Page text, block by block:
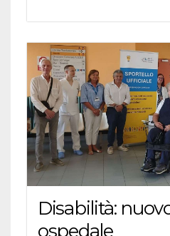
Disabilità:
ospedale